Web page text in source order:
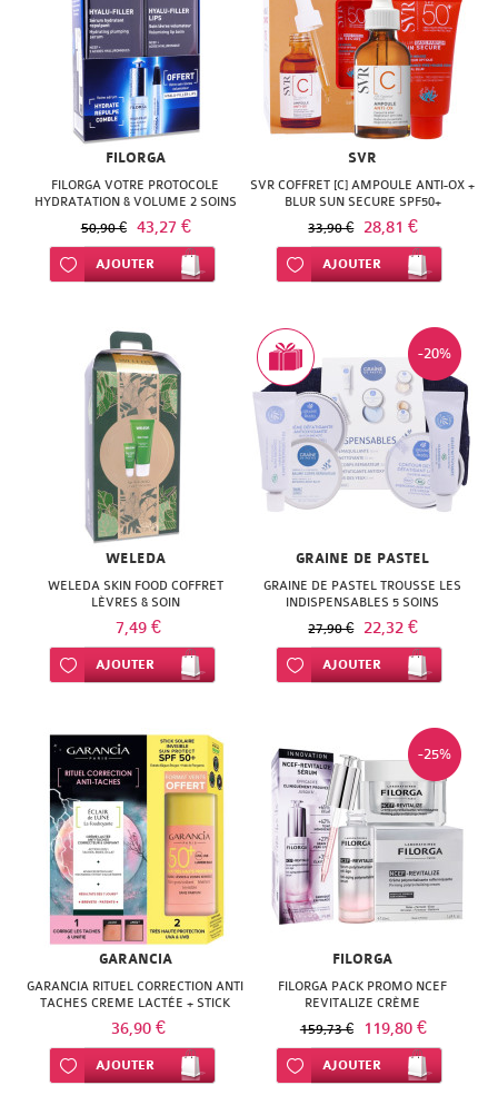
FILORGA
FILORGA VOTRE PROTOCOLE
HYDRATATION & VOLUME 2 SOINS
50,90 € 43,27 €
Ajouter à ma liste d’envie
AJOUTER
SVR
SVR COFFRET [C] AMPOULE ANTI-OX +
BLUR SUN SECURE SPF50+
33,90 € 28,81 €
Ajouter à ma liste d’envie
AJOUTER
WELEDA
WELEDA SKIN FOOD COFFRET
LÈVRES & SOIN
7,49 €
Ajouter à ma liste d’envie
AJOUTER
-20%
GRAINE DE PASTEL
GRAINE DE PASTEL TROUSSE LES
INDISPENSABLES 5 SOINS
27,90 € 22,32 €
Ajouter à ma liste d’envie
AJOUTER
GARANCIA
GARANCIA RITUEL CORRECTION ANTI
TACHES CREME LACTÉE + STICK
SOLAIRE SPF50+
36,90 €
Ajouter à ma liste d’envie
AJOUTER
-25%
FILORGA
FILORGA PACK PROMO NCEF
REVITALIZE CRÈME
RAFFERMISSANTE + SERUM ANTI
ÂGE
159,73 € 119,80 €
Ajouter à ma liste d’envie
AJOUTER